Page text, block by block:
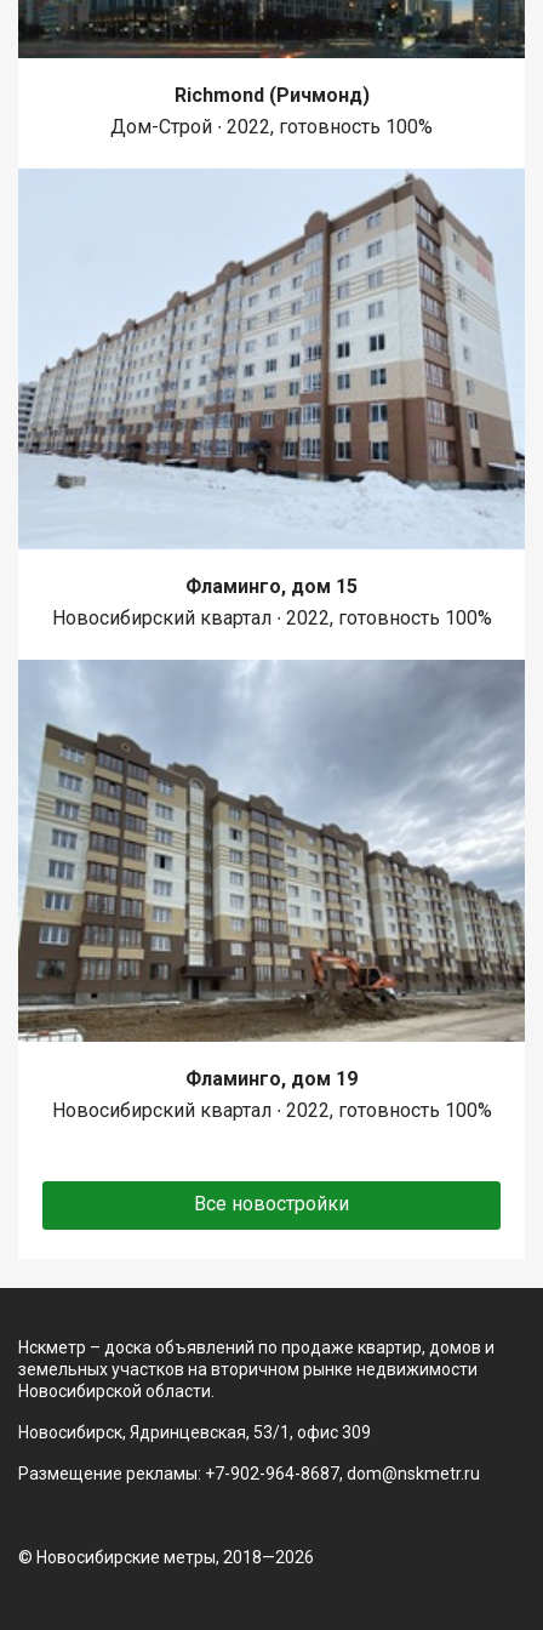
Richmond (Ричмонд)
Дом-Строй ∙ 2022, готовность 100%
Фламинго, дом 15
Новосибирский квартал ∙ 2022, готовность 100%
Фламинго, дом 19
Новосибирский квартал ∙ 2022, готовность 100%
Все новостройки
Нскметр – доска объявлений по продаже квартир, домов и
земельных участков на вторичном рынке недвижимости
Новосибирской области.
Новосибирск, Ядринцевская, 53/1, офис 309
Размещение рекламы: +7-902-964-8687, dom@nskmetr.ru
© Новосибирские метры, 2018—2026